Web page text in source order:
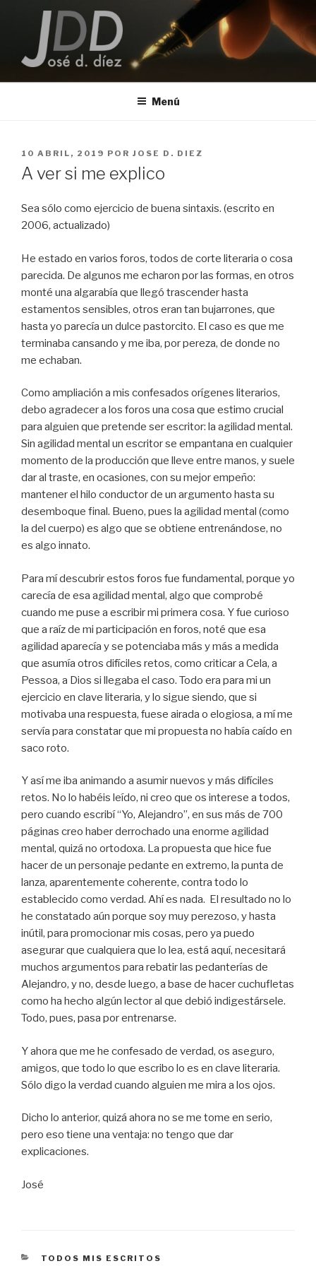
contenido
JOSE D. DIEZ
Menú
PUBLICADO
EL
10 ABRIL, 2019 POR JOSE D. DIEZ
A ver si me explico
Sea sólo como ejercicio de buena sintaxis. (escrito en
2006, actualizado)
He estado en varios foros, todos de corte literaria o cosa
parecida. De algunos me echaron por las formas, en otros
monté una algarabía que llegó trascender hasta
estamentos sensibles, otros eran tan bujarrones, que
hasta yo parecía un dulce pastorcito. El caso es que me
terminaba cansando y me iba, por pereza, de donde no
me echaban.
Como ampliación a mis confesados orígenes literarios,
debo agradecer a los foros una cosa que estimo crucial
para alguien que pretende ser escritor: la agilidad mental.
Sin agilidad mental un escritor se empantana en cualquier
momento de la producción que lleve entre manos, y suele
dar al traste, en ocasiones, con su mejor empeño:
mantener el hilo conductor de un argumento hasta su
desemboque final. Bueno, pues la agilidad mental (como
la del cuerpo) es algo que se obtiene entrenándose, no
es algo innato.
Para mí descubrir estos foros fue fundamental, porque yo
carecía de esa agilidad mental, algo que comprobé
cuando me puse a escribir mi primera cosa. Y fue curioso
que a raíz de mi participación en foros, noté que esa
agilidad aparecía y se potenciaba más y más a medida
que asumía otros difíciles retos, como criticar a Cela, a
Pessoa, a Dios si llegaba el caso. Todo era para mi un
ejercicio en clave literaria, y lo sigue siendo, que si
motivaba una respuesta, fuese airada o elogiosa, a mí me
servía para constatar que mi propuesta no había caído en
saco roto.
Y así me iba animando a asumir nuevos y más difíciles
retos. No lo habéis leído, ni creo que os interese a todos,
pero cuando escribí “Yo, Alejandro”, en sus más de 700
páginas creo haber derrochado una enorme agilidad
mental, quizá no ortodoxa. La propuesta que hice fue
hacer de un personaje pedante en extremo, la punta de
lanza, aparentemente coherente, contra todo lo
establecido como verdad. Ahí es nada. El resultado no lo
he constatado aún porque soy muy perezoso, y hasta
inútil, para promocionar mis cosas, pero ya puedo
asegurar que cualquiera que lo lea, está aquí, necesitará
muchos argumentos para rebatir las pedanterías de
Alejandro, y no, desde luego, a base de hacer cuchufletas
como ha hecho algún lector al que debió indigestársele.
Todo, pues, pasa por entrenarse.
Y ahora que me he confesado de verdad, os aseguro,
amigos, que todo lo que escribo lo es en clave literaria.
Sólo digo la verdad cuando alguien me mira a los ojos.
Dicho lo anterior, quizá ahora no se me tome en serio,
pero eso tiene una ventaja: no tengo que dar
explicaciones.
José
CATEGORÍAS
TODOS MIS ESCRITOS